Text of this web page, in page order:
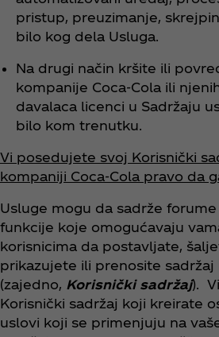
pristup, preuzimanje,
bilo kog dela Usluga.
Na drugi način kršite ili
kompanije Coca‑Cola ili
davalaca licenci u Sadržaju
bilo kom trenutku.
Vi posedujete svoj Korisnički
kompaniji Coca‑Cola pravo da
Usluge mogu da sadrže
funkcije koje omogućavaju
korisnicima da postavljate,
prikazujete ili prenosite sadržaj
(zajedno, Korisnički sadržaj).
Korisnički sadržaj koji kreirate
uslovi koji se primenjuju na